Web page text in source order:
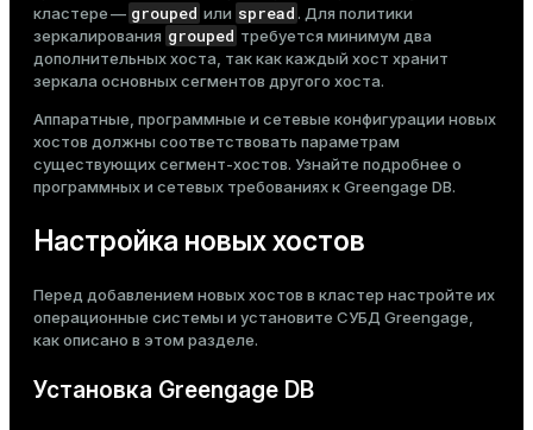
кластере — grouped или spread . Для политики
зеркалирования grouped требуется минимум два
дополнительных хоста, так как каждый хост хранит
зеркала основных сегментов другого хоста.
Аппаратные, программные и сетевые конфигурации новых
хостов должны соответствовать параметрам
существующих сегмент-хостов. Узнайте подробнее о
программныхи сетевых требованиях к Greengage DB.
Настройка новых хостов
Перед добавлением новых хостов в кластер настройте их
операционные системы и установите СУБД Greengage,
как описано в этом разделе.
Установка Greengage DB